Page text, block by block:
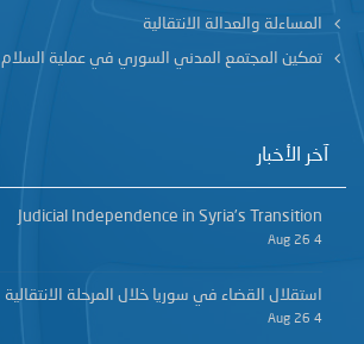
المساءلة والعدالة الانتقالية
تمكين المجتمع المدني السوري في عملية السلام
آخر الأخبار
Judicial Independence in Syria’s Transition
4 Aug 26
استقلال القضاء في سوريا خلال المرحلة الانتقالية
4 Aug 26